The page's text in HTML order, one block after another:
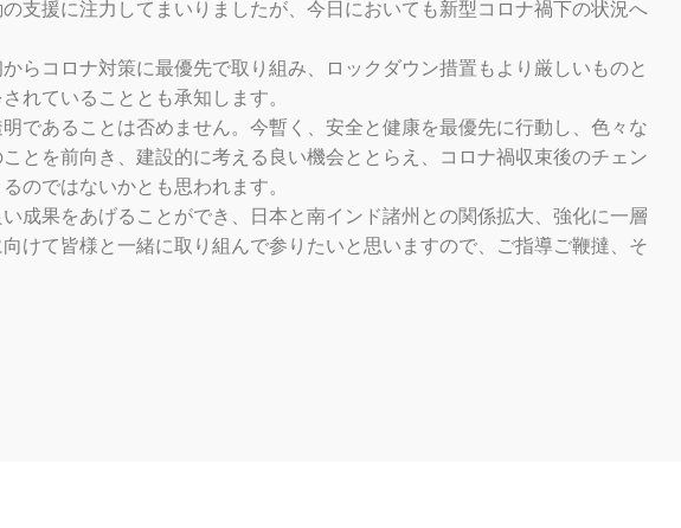
支援に注力してまいりましたが、今日においても新型コロナ禍下の状況へ
らコロナ対策に最優先で取り組み、ロックダウン措置もより厳しいものと
れていることとも承知します。
であることは否めません。今暫く、安全と健康を最優先に行動し、色々な
とを前向き、建設的に考える良い機会ととらえ、コロナ禍収束後のチェン
のではないかとも思われます。
成果をあげることができ、日本と南インド諸州との関係拡大、強化に一層
けて皆様と一緒に取り組んで参りたいと思いますので、ご指導ご鞭撻、そ